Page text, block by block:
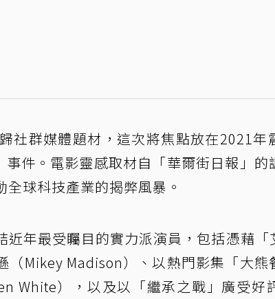
社群媒體題材，這次將焦點放在2021年
件。電影靈感取材自「華爾街日報」的
球科技產業的揭弊風暴。
近年最受矚目的實力派演員，包括憑藉「
（Mikey Madison）、以熱門影集「大熊
White），以及以「繼承之戰」廣受好